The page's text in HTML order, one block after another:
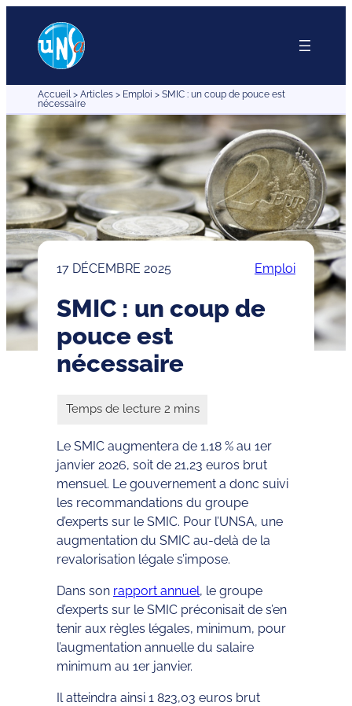
contenu
Accueil> Articles > Emploi > SMIC : un coup de pouce est
nécessaire
17 DÉCEMBRE 2025 Emploi
SMIC : un coup de
pouce est
nécessaire
Le SMIC augmentera de 1,18 % au 1er
janvier 2026, soit de 21,23 euros brut
mensuel. Le gouvernement a donc suivi
les recommandations du groupe
d’experts sur le SMIC. Pour l’UNSA, une
augmentation du SMIC au-delà de la
revalorisation légale s’impose.
Dans son rapport annuel, le groupe
d’experts sur le SMIC préconisait de s’en
tenir aux règles légales, minimum, pour
l’augmentation annuelle du salaire
minimum au 1er janvier.
Il atteindra ainsi 1 823,03 euros brut